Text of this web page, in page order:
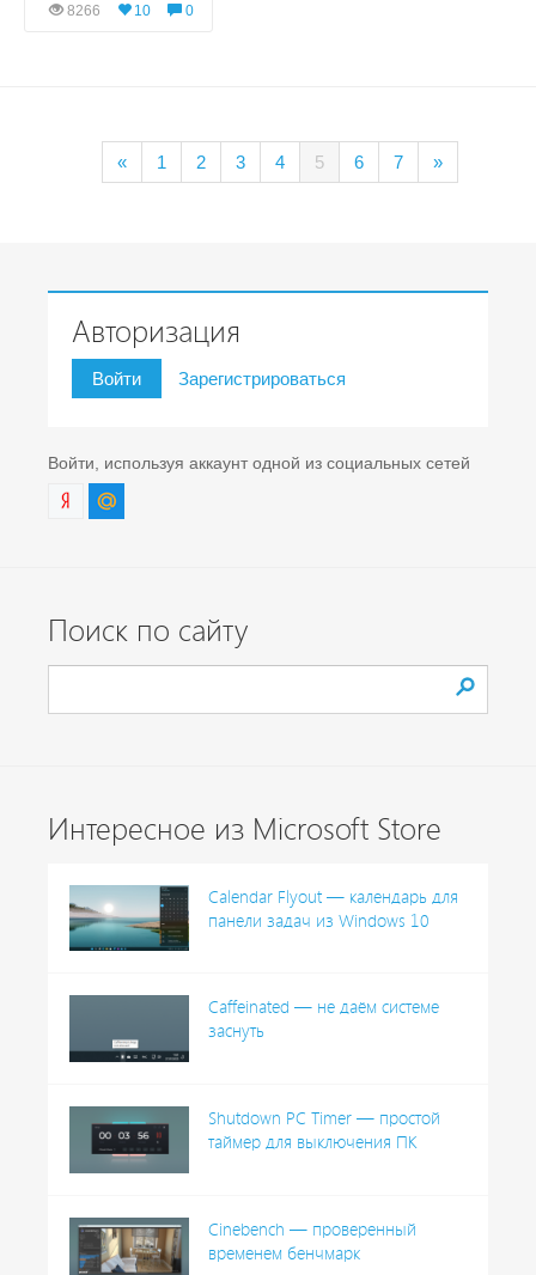
8266 10 0
« 1 2 3 4 5 6 7 »
Авторизация
Войти Зарегистрироваться
Войти, используя аккаунт одной из социальных сетей
Поиск по сайту
Интересное из Microsoft Store
Calendar Flyout — календарь для
панели задач из Windows 10
Caffeinated — не даём системе
заснуть
Shutdown PC Timer — простой
таймер для выключения ПК
Cinebench — проверенный
временем бенчмарк